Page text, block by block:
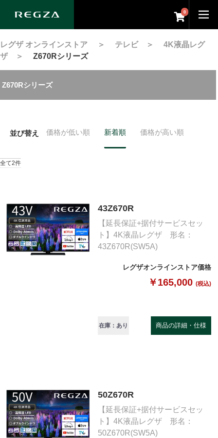
0
レグザ オンラインストア ＞ テレビ＞ 4K液晶レグ
ザ＞ Z670Rシリーズ
Z670Rシリーズ
並び替え 価格が低い順 新着順 価格が高い順
全て2件
43Z670R
【延長保証+据付サービスセッ
ト】4K液晶レグザ 形名：
43Z670R(SW5A)
レグザオンラインストア価格
￥165,000 (税込)
在庫：あり 商品の詳細・仕様
50Z670R
【延長保証+据付サービスセッ
ト】4K液晶レグザ 形名：
50Z670R(SW5A)